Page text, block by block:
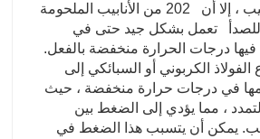
معدن مصلد بالترسيب ، إلا أن 202 من الأنابيب الملحومة
للصدأ تعمل بشكل جيد حتى في
درجات الحرارة منخفضة بالفعل.
الفولاذ الكربوني أو السبائكي إلى
في درجات حرارة منخفضة ، حيث
، مما يؤدي إلى الضغط بين
يمكن أن يتسبب هذا الضغط في